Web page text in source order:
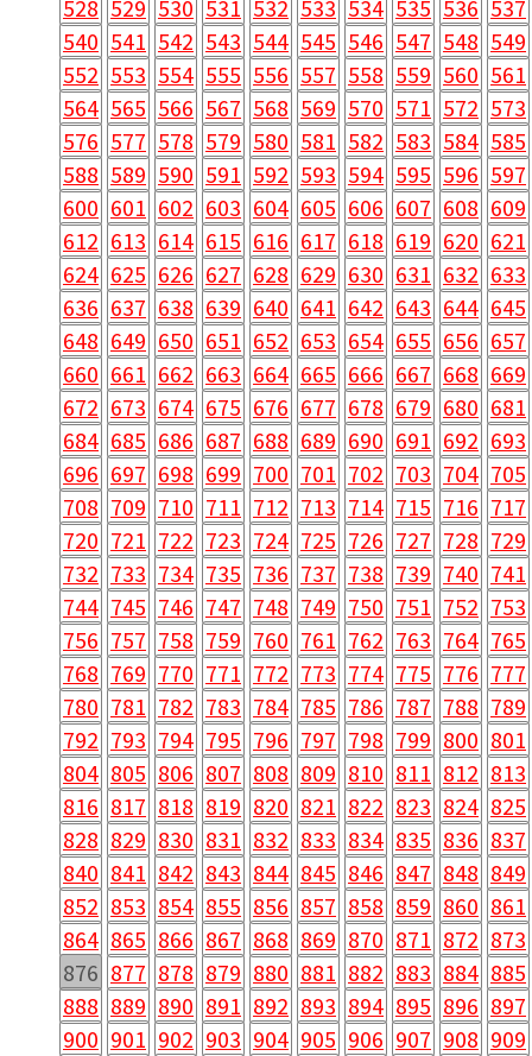
528 529 530 531 532 533 534 535 536 537
540 541 542 543 544 545 546 547 548 549
552 553 554 555 556 557 558 559 560 561
564 565 566 567 568 569 570 571 572 573
576 577 578 579 580 581 582 583 584 585
588 589 590 591 592 593 594 595 596 597
600 601 602 603 604 605 606 607 608 609
612 613 614 615 616 617 618 619 620 621
624 625 626 627 628 629 630 631 632 633
636 637 638 639 640 641 642 643 644 645
648 649 650 651 652 653 654 655 656 657
660 661 662 663 664 665 666 667 668 669
672 673 674 675 676 677 678 679 680 681
684 685 686 687 688 689 690 691 692 693
696 697 698 699 700 701 702 703 704 705
708 709 710 711 712 713 714 715 716 717
720 721 722 723 724 725 726 727 728 729
732 733 734 735 736 737 738 739 740 741
744 745 746 747 748 749 750 751 752 753
756 757 758 759 760 761 762 763 764 765
768 769 770 771 772 773 774 775 776 777
780 781 782 783 784 785 786 787 788 789
792 793 794 795 796 797 798 799 800 801
804 805 806 807 808 809 810 811 812 813
816 817 818 819 820 821 822 823 824 825
828 829 830 831 832 833 834 835 836 837
840 841 842 843 844 845 846 847 848 849
852 853 854 855 856 857 858 859 860 861
864 865 866 867 868 869 870 871 872 873
876 877 878 879 880 881 882 883 884 885
888 889 890 891 892 893 894 895 896 897
900 901 902 903 904 905 906 907 908 909